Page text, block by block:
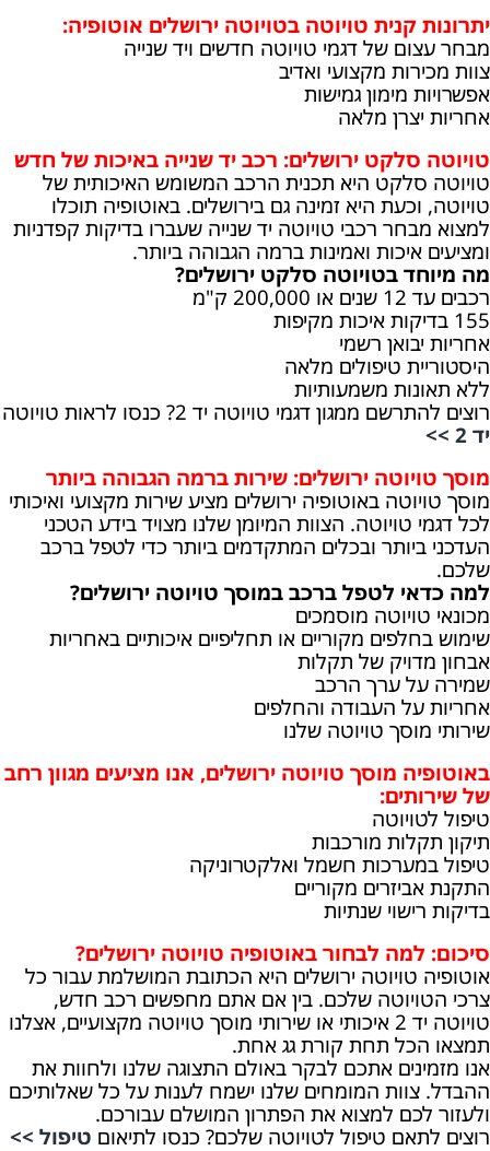
יתרונות קנית טויוטה בטויוטה ירושלים אוטופיה:
מבחר עצום של דגמי טויוטה חדשים ויד שנייה
צוות מכירות מקצועי ואדיב
אפשרויות מימון גמישות
אחריות יצרן מלאה
טויוטה סלקט ירושלים: רכב יד שנייה באיכות של חדש
טויוטה סלקט היא תכנית הרכב המשומש האיכותית של
טויוטה, וכעת היא זמינה גם בירושלים. באוטופיה תוכלו
למצוא מבחר רכבי טויוטה יד שנייה שעברו בדיקות קפדניות
ומציעים איכות ואמינות ברמה הגבוהה ביותר.
מה מיוחד בטויוטה סלקט ירושלים?
רכבים עד 12 שנים או 200,000 ק"מ
155 בדיקות איכות מקיפות
אחריות יבואן רשמי
היסטוריית טיפולים מלאה
ללא תאונות משמעותיות
רוצים להתרשם ממגון דגמי טויוטה יד 2? כנסו לראות טויוטה
יד 2 >>
מוסך טויוטה ירושלים: שירות ברמה הגבוהה ביותר
מוסך טויוטה באוטופיה ירושלים מציע שירות מקצועי ואיכותי
לכל דגמי טויוטה. הצוות המיומן שלנו מצויד בידע הטכני
העדכני ביותר ובכלים המתקדמים ביותר כדי לטפל ברכב
שלכם.
למה כדאי לטפל ברכב במוסך טויוטה ירושלים?
מכונאי טויוטה מוסמכים
שימוש בחלפים מקוריים או תחליפיים איכותיים באחריות
אבחון מדויק של תקלות
שמירה על ערך הרכב
אחריות על העבודה והחלפים
שירותי מוסך טויוטה שלנו
באוטופיה מוסך טויוטה ירושלים, אנו מציעים מגוון רחב
של שירותים:
טיפול לטויוטה
תיקון תקלות מורכבות
טיפול במערכות חשמל ואלקטרוניקה
התקנת אביזרים מקוריים
בדיקות רישוי שנתיות
סיכום: למה לבחור באוטופיה טויוטה ירושלים?
אוטופיה טויוטה ירושלים היא הכתובת המושלמת עבור כל
צרכי הטויוטה שלכם. בין אם אתם מחפשים רכב חדש,
טויוטה יד 2 איכותי או שירותי מוסך טויוטה מקצועיים, אצלנו
תמצאו הכל תחת קורת גג אחת.
אנו מזמינים אתכם לבקר באולם התצוגה שלנו ולחוות את
ההבדל. צוות המומחים שלנו ישמח לענות על כל שאלותיכם
ולעזור לכם למצוא את הפתרון המושלם עבורכם.
רוצים לתאם טיפול לטויוטה שלכם? כנסו לתיאום טיפול >>